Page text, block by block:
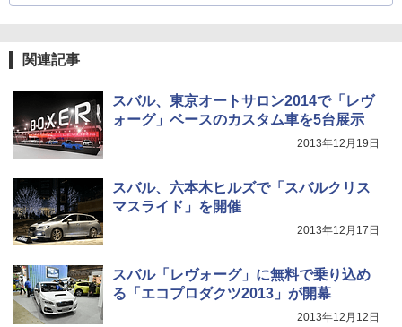
関連記事
スバル、東京オートサロン2014で「レヴ
ォーグ」ベースのカスタム車を5台展示
2013年12月19日
スバル、六本木ヒルズで「スバルクリス
マスライド」を開催
2013年12月17日
スバル「レヴォーグ」に無料で乗り込め
る「エコプロダクツ2013」が開幕
2013年12月12日